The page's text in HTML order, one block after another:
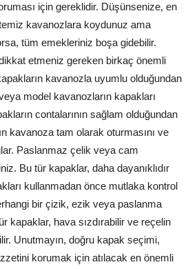
için gereklidir. Düşünsenize, en
kavanozlara koydunuz ama
tüm emekleriniz boşa gidebilir.
etmeniz gereken birkaç önemli
kavanozla uyumlu olduğundan
model kavanozların kapakları
contalarının sağlam olduğundan
kavanoza tam olarak oturmasını ve
Paslanmaz çelik veya cam
Bu tür kapaklar, daha dayanıklıdır
kullanmadan önce mutlaka kontrol
bir çizik, ezik veya paslanma
kapaklar, hava sızdırabilir ve reçelin
Unutmayın, doğru kapak seçimi,
korumak için atılacak en önemli